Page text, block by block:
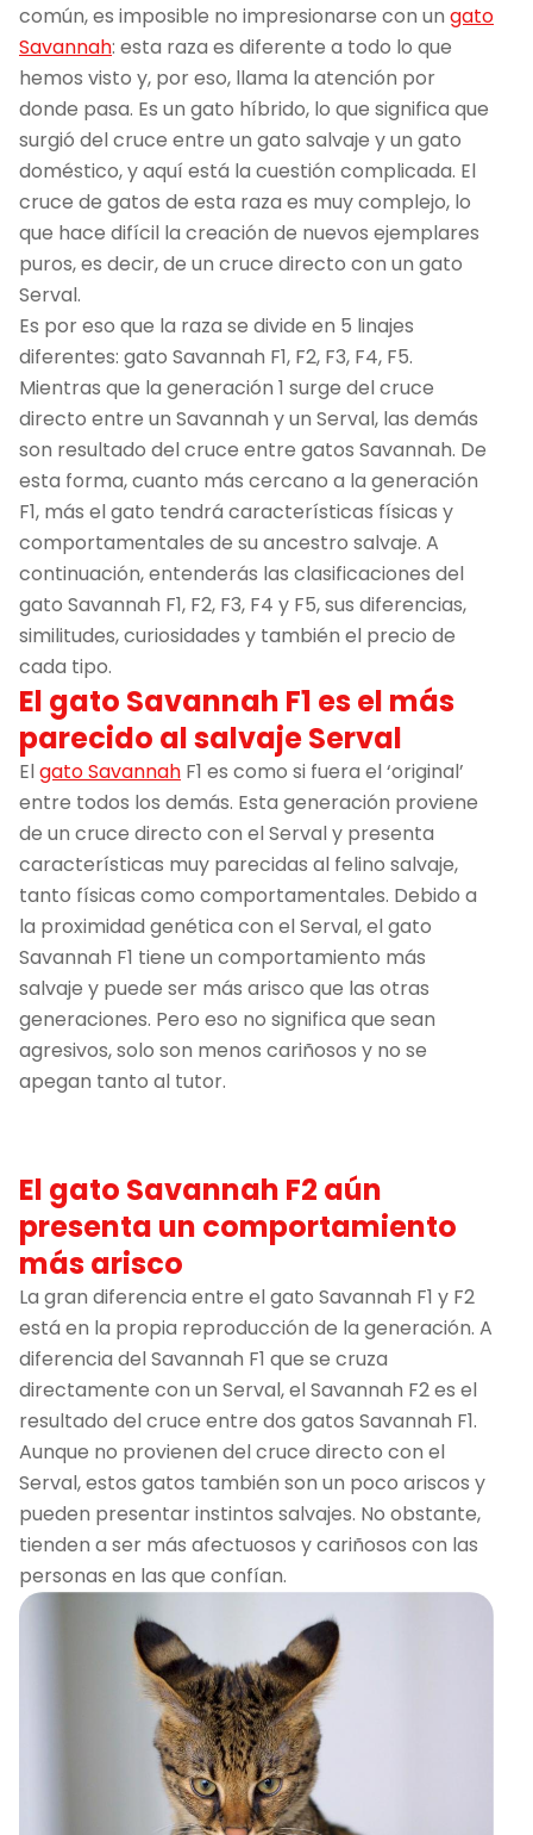
común, es imposible no impresionarse con un gato
Savannah: esta raza es diferente a todo lo que
hemos visto y, por eso, llama la atención por
donde pasa. Es un gato híbrido, lo que significa que
surgió del cruce entre un gato salvaje y un gato
doméstico, y aquí está la cuestión complicada. El
cruce de gatos de esta raza es muy complejo, lo
que hace difícil la creación de nuevos ejemplares
puros, es decir, de un cruce directo con un gato
Serval.
Es por eso que la raza se divide en 5 linajes
diferentes: gato Savannah F1, F2, F3, F4, F5.
Mientras que la generación 1 surge del cruce
directo entre un Savannah y un Serval, las demás
son resultado del cruce entre gatos Savannah. De
esta forma, cuanto más cercano a la generación
F1, más el gato tendrá características físicas y
comportamentales de su ancestro salvaje. A
continuación, entenderás las clasificaciones del
gato Savannah F1, F2, F3, F4 y F5, sus diferencias,
similitudes, curiosidades y también el precio de
cada tipo.
El gato Savannah F1 es el más
parecido al salvaje Serval
Elgato Savannah F1 es como si fuera el ‘original’
entre todos los demás. Esta generación proviene
de un cruce directo con el Serval y presenta
características muy parecidas al felino salvaje,
tanto físicas como comportamentales. Debido a
la proximidad genética con el Serval, el gato
Savannah F1 tiene un comportamiento más
salvaje y puede ser más arisco que las otras
generaciones. Pero eso no significa que sean
agresivos, solo son menos cariñosos y no se
apegan tanto al tutor.
El gato Savannah F2 aún
presenta un comportamiento
más arisco
La gran diferencia entre el gato Savannah F1 y F2
está en la propia reproducción de la generación. A
diferencia del Savannah F1 que se cruza
directamente con un Serval, el Savannah F2 es el
resultado del cruce entre dos gatos Savannah F1.
Aunque no provienen del cruce directo con el
Serval, estos gatos también son un poco ariscos y
pueden presentar instintos salvajes. No obstante,
tienden a ser más afectuosos y cariñosos con las
personas en las que confían.